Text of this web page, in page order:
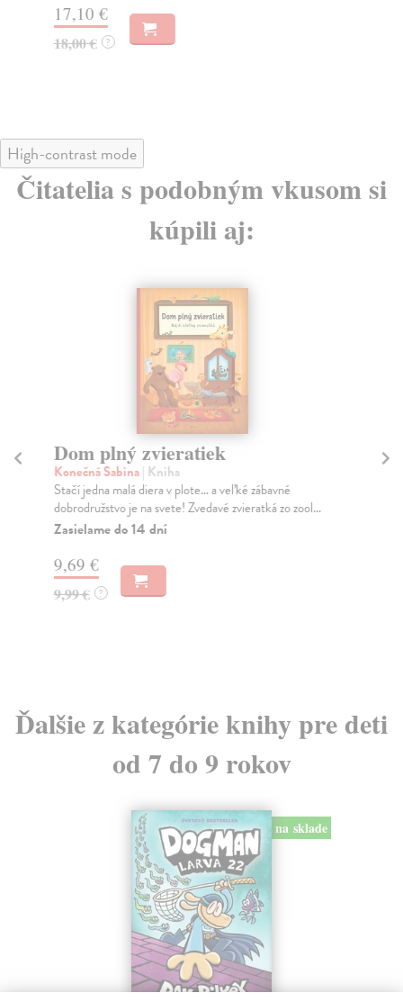
17,10 €
18,00 € ?
High-contrast mode
Čitatelia s podobným vkusom si
kúpili aj:
Dom plný zvieratiek
Konečná Sabina| Kniha
Stačí jedna malá diera v plote… a veľké zábavné
dobrodružstvo je na svete! Zvedavé zvieratká zo zool...
Zasielame do 14 dní
9,69 €
9,99 € ?
Ďalšie z kategórie knihy pre deti
od 7 do 9 rokov
na sklade